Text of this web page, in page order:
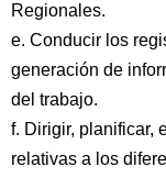
Regionales.
e. Conducir los
generación de
del trabajo.
f. Dirigir, planificar,
relativas a los